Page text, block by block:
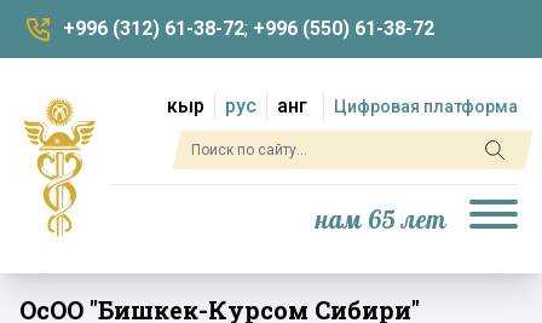
+996 (312) 61-38-72; +996 (550) 61-38-72
кыр рус анг Цифровая платформа
нам 65 лет
ОсОО "Бишкек-Курсом Сибири"